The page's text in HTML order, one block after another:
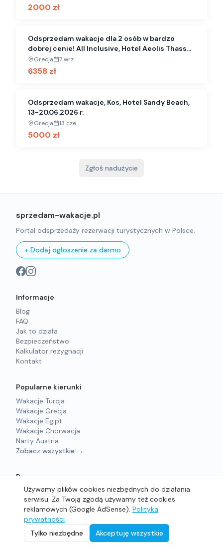
2000 zł
Odsprzedam wakacje dla 2 osób w bardzo
dobrej cenie! All Inclusive, Hotel Aeolis Thassos
Palace 4* Komfortowy pokój
Grecja 7 wrz
6358 zł
Odsprzedam wakacje, Kos, Hotel Sandy Beach,
13-20.06.2026 r.
Grecja 13 cze
5000 zł
Zgłoś nadużycie
sprzedam-wakacje.pl
Portal odsprzedaży rezerwacji turystycznych w Polsce.
+ Dodaj ogłoszenie za darmo
Informacje
Blog
FAQ
Jak to działa
Bezpieczeństwo
Kalkulator rezygnacji
Kontakt
Popularne kierunki
Wakacje Turcja
Wakacje Grecja
Wakacje Egipt
Wakacje Chorwacja
Narty Austria
Zobacz wszystkie →
Prawne
Regulamin
Polityka prywatności
©2026 sprzedam-wakacje.pl - Wszelkie prawa zastrzeżone.
Używamy plików cookies niezbędnych do działania
serwisu. Za Twoją zgodą używamy też cookies
reklamowych (Google AdSense). Polityka
prywatności
Tylko niezbędne
Akceptuję wszystkie